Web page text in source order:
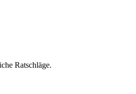
Ratschläge.